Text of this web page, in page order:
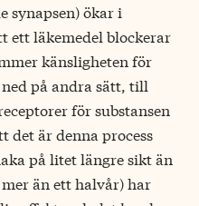
synapsen) ökar i
ett läkemedel blockerar
känsligheten för
på andra sätt, till
för substansen
det är denna process
på litet längre sikt än
än ett halvår) har